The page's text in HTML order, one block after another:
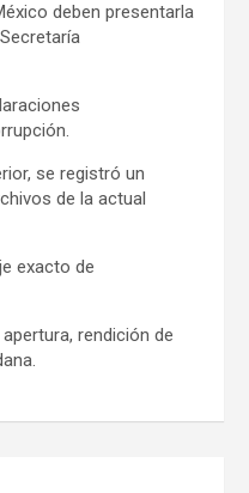
deben presentarla
se registró un
de la actual
exacto de
rendición de